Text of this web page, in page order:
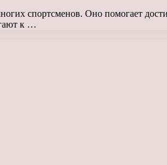
спортсменов. Оно помогает
к …